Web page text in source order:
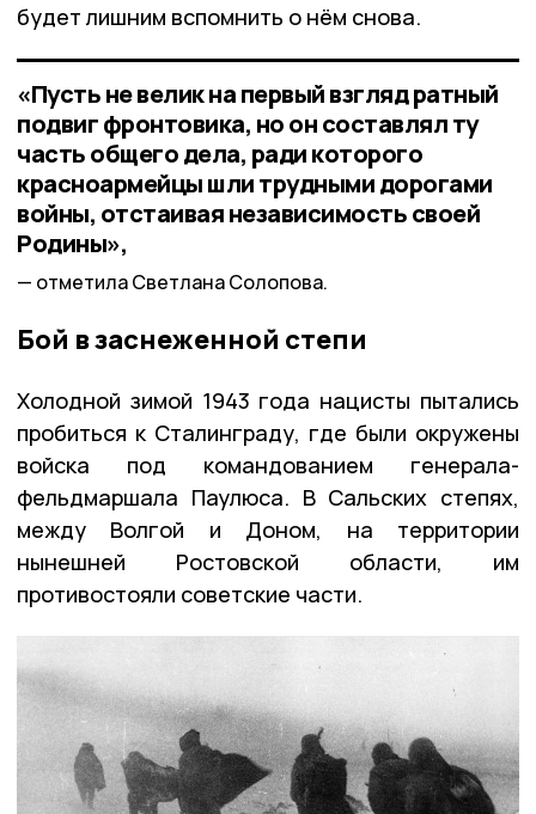
будет лишним вспомнить о нём снова.
«Пусть не велик на первый взгляд ратный
подвиг фронтовика, но он составлял ту
часть общего дела, ради которого
красноармейцы шли трудными дорогами
войны, отстаивая независимость своей
Родины»,
отметила Светлана Солопова.
Бой в заснеженной степи
Холодной зимой 1943 года нацисты пытались
пробиться к Сталинграду, где были окружены
войска под командованием генерала-
фельдмаршала Паулюса. В Сальских степях,
между Волгой и Доном, на территории
нынешней Ростовской области, им
противостояли советские части.